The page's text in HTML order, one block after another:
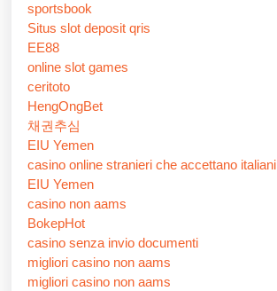
sportsbook
Situs slot deposit qris
EE88
online slot games
ceritoto
HengOngBet
채권추심
EIU Yemen
casino online stranieri che accettano italiani
EIU Yemen
casino non aams
BokepHot
casino senza invio documenti
migliori casino non aams
migliori casino non aams